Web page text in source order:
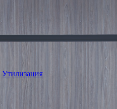
Утилизация